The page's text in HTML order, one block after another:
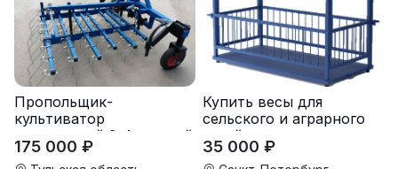
Пропольщик-
культиватор
штригерный 3-4-рядный
«ТУЛКА-3/4»
175 000 ₽
Купить весы для
сельского и аграрного
хозяйства от
производителя
35 000 ₽